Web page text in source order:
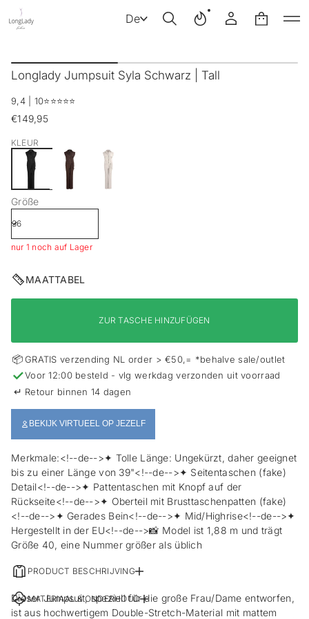
De
u
r
r
o
u
k
n
f
r
m
a
i
n
r
n
g
e
Longlady Jumpsuit Syla Schwarz | Tall
9,4 | 10⭐️⭐️⭐️⭐️⭐️
Regulärer
Preis
€149,95
KLEUR
Größe
nur 1 noch auf Lager
MAATTABEL
ZUR TASCHE HINZUFÜGEN
📦GRATIS verzending NL order > €50,= *behalve sale/outlet
✓Voor 12:00 besteld - vlg werkdag verzonden uit voorraad
↵ Retour binnen 14 dagen
BEKIJK VIRTUEEL OP JEZELF
Merkmale:<!--de-->✦ Tolle Länge: Ungekürzt, daher geeignet
bis zu einer Länge von 39"<!--de-->✦ Seitentaschen (fake)
Detail<!--de-->✦ Pattentaschen mit Knopf auf der
Rückseite<!--de-->✦ Oberteil mit Brusttaschenpatten (fake)
<!--de-->✦ Gerades Bein<!--de-->✦ Mid/Highrise<!--de-->✦
Hergestellt in der EU<!--de-->📸 Model ist 1,88 m und trägt
Größe 40, eine Nummer größer als üblich
PRODUCT BESCHRIJVING
Dieser Jumpsuit, speziell für die große Frau/Dame entworfen,
ist aus hochwertigem Double-Stretch-Material mit mattem
MATERIAAL & ONDERHOUD